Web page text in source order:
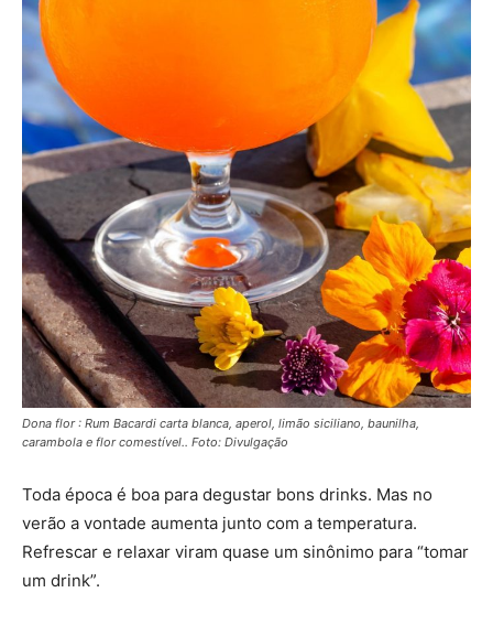
Dona flor : Rum Bacardi carta blanca, aperol, limão siciliano, baunilha,
carambola e flor comestível.. Foto: Divulgação
Toda época é boa para degustar bons drinks. Mas no
verão a vontade aumenta junto com a temperatura.
Refrescar e relaxar viram quase um sinônimo para “tomar
um drink”.